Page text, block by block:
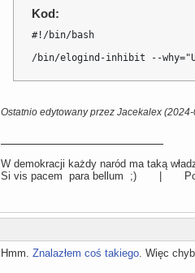
Kod:
#!/bin/bash
/bin/elogind-inhibit --
Ostatnio edytowany przez Jacekalex
W demokracji każdy naród ma taką
Si vis pacem para bellum ;) |
Hmm. Znalazłem coś takiego. Więc